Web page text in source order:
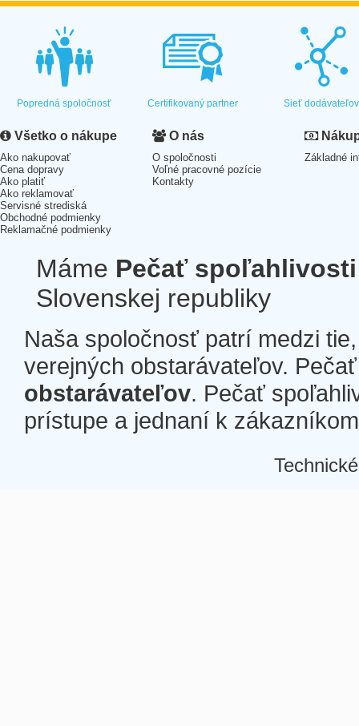
Popredná spoločnosť Certifikovaný partner Sieť dodávateľov
Všetko o nákupe
Ako nakupovať
Cena dopravy
Ako platiť
Ako reklamovať
Servisné strediská
Obchodné podmienky
Reklamačné podmienky
O nás
O spoločnosti
Voľné pracovné pozície
Kontakty
Základné
Máme Pečať spoľahlivosti
Slovenskej republiky
Naša spoločnosť patrí medzi
verejných obstarávateľov.
obstarávateľov. Pečať
prístupe a jednaní k